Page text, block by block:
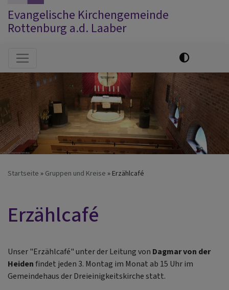
Evangelische Kirchengemeinde
Rottenburg a.d. Laaber
Hauptnavigation
Startseite Gruppen und Kreise Erzählcafé
Erzählcafé
Unser "Erzählcafé" unter der Leitung von Dagmar von der
Heidenfindet jeden 3. Montag im Monat ab 15 Uhr im
Gemeindehaus der Dreieinigkeitskirche statt.